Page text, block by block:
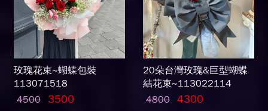
玫瑰花束~蝴蝶包裝
113071518
4500 3500
20朵台灣玫瑰&巨型蝴蝶
結花束~113022114
4800 4300